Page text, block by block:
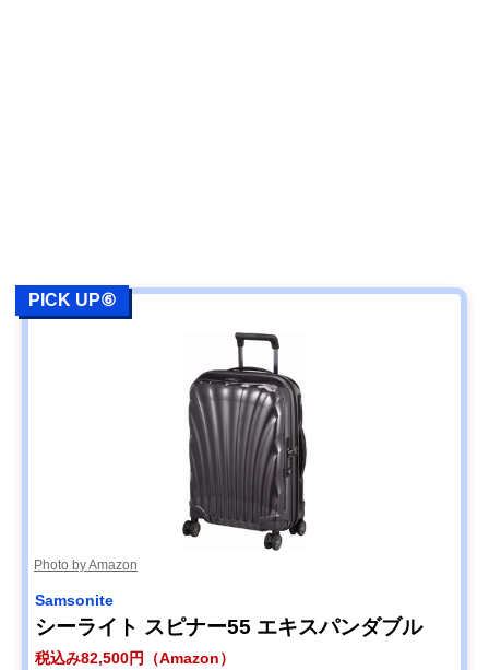
PICK UP⑥
Photo by Amazon
Samsonite
シーライト スピナー55 エキスパンダブル
税込み82,500円（Amazon）